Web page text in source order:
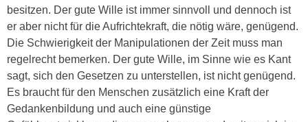
besitzen. Der gute Wille ist immer sinnvoll und dennoch ist
er aber nicht für die Aufrichtekraft, die nötig wäre, genügend.
Die Schwierigkeit der Manipulationen der Zeit muss man
regelrecht bemerken. Der gute Wille, im Sinne wie es Kant
sagt, sich den Gesetzen zu unterstellen, ist nicht genügend.
Es braucht für den Menschen zusätzlich eine Kraft der
Gedankenbildung und auch eine günstige